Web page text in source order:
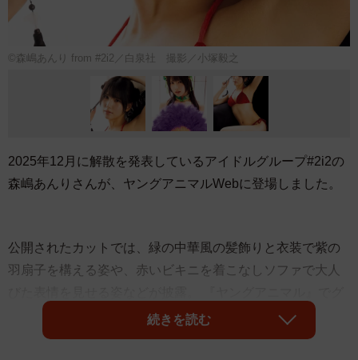
©︎森嶋あんり from #2i2／白泉社 撮影／小塚毅之
2025年12月に解散を発表しているアイドルグループ#2i2の
森嶋あんりさんが、ヤングアニマルWebに登場しました。
公開されたカットでは、緑の中華風の髪飾りと衣装で紫の
羽扇子を構える姿や、赤いビキニを着こなしソファで大人
ラビアデビューした彼女の成長ぶりがうかがえるグラビア
になっています。
続きを読む